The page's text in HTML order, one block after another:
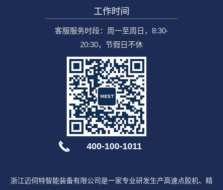
工作时间
客服服务时段：周一至周日，8:30-
20:30，节假日不休
400-100-1011
浙江迈伺特智能装备有限公司是一家专业研发生产高速点胶机、精